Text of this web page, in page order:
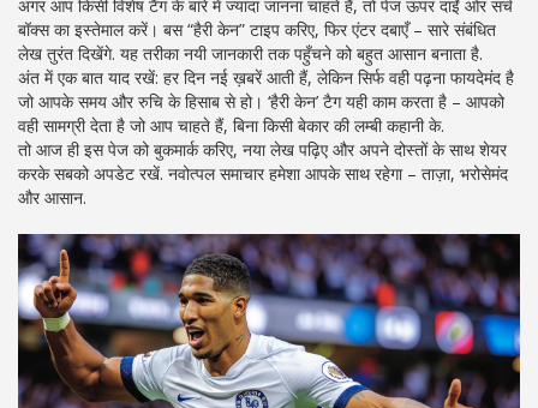
अगर आप किसी विशेष टैग के बारे में ज्यादा जानना चाहते हैं, तो पेज ऊपर दाईं ओर सर्च
बॉक्स का इस्तेमाल करें। बस “हैरी केन” टाइप करिए, फिर एंटर दबाएँ – सारे संबंधित
लेख तुरंत दिखेंगे. यह तरीका नयी जानकारी तक पहुँचने को बहुत आसान बनाता है.
अंत में एक बात याद रखें: हर दिन नई ख़बरें आती हैं, लेकिन सिर्फ वही पढ़ना फायदेमंद है
जो आपके समय और रुचि के हिसाब से हो। ‘हैरी केन’ टैग यही काम करता है – आपको
वही सामग्री देता है जो आप चाहते हैं, बिना किसी बेकार की लम्बी कहानी के.
तो आज ही इस पेज को बुकमार्क करिए, नया लेख पढ़िए और अपने दोस्तों के साथ शेयर
करके सबको अपडेट रखें. नवोत्पल समाचार हमेशा आपके साथ रहेगा – ताज़ा, भरोसेमंद
और आसान.